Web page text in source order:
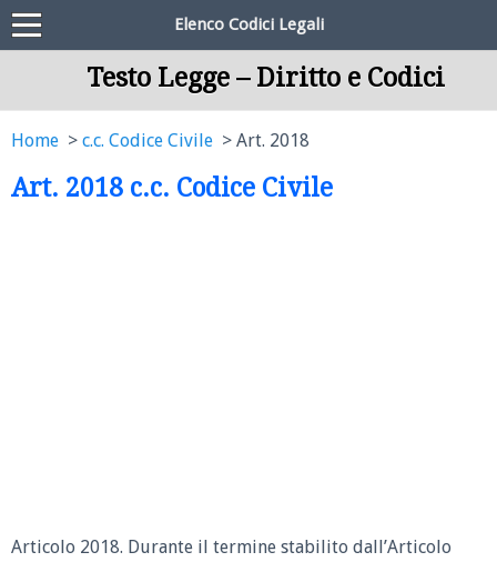
Elenco Codici Legali
Testo Legge – Diritto e Codici
Home c.c. Codice Civile Art. 2018
Art. 2018 c.c. Codice Civile
Articolo 2018. Durante il termine stabilito dall’Articolo